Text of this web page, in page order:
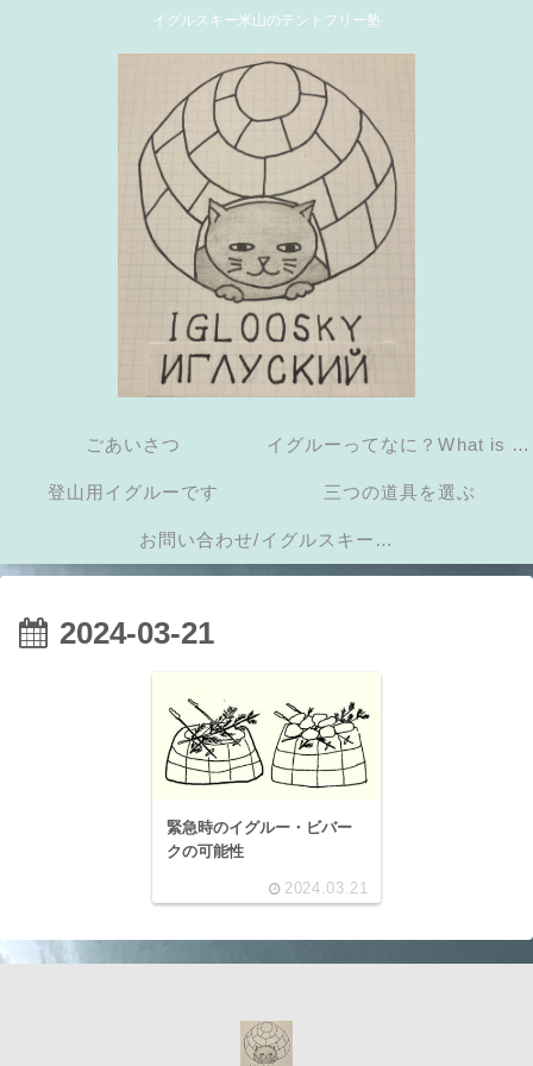
イグルスキー米山のテントフリー塾
ごあいさつ イグルーってなに？What is an
igloo?
登山用イグルーです 三つの道具を選ぶ
お問い合わせ/イグルスキーに
2024-03-21
緊急時のイグルー・ビバー
クの可能性
2024.03.21